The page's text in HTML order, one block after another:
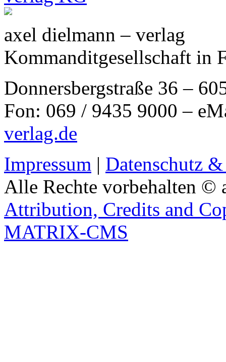
axel dielmann – verlag
Kommanditgesellschaft in
Donnersbergstraße 36 –
Fon: 069 / 9435 9000 –
verlag.de
Impressum | Datenschutz
Alle Rechte vorbehalten ©
Attribution, Credits and
MATRIX-CMS